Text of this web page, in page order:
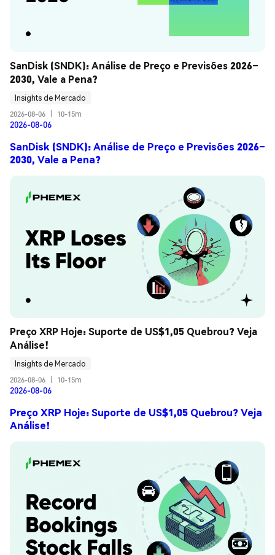
SanDisk (SNDK): Análise de Preço e Previsões 2026–
2030, Vale a Pena?
Insights de Mercado
2026-08-06
10-15m
2026-08-06
SanDisk (SNDK): Análise de Preço e Previsões 2026–
2030, Vale a Pena?
Preço XRP Hoje: Suporte de US$1,05 Quebrou? Veja
Análise!
Insights de Mercado
2026-08-06
10-15m
2026-08-06
Preço XRP Hoje: Suporte de US$1,05 Quebrou? Veja
Análise!